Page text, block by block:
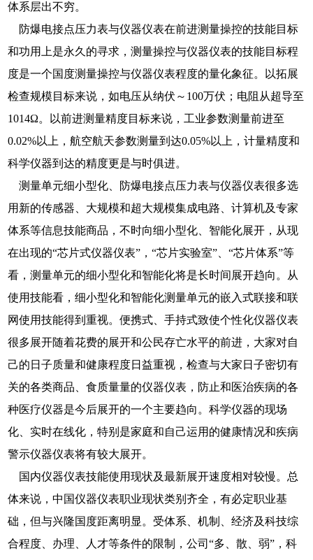
体系层出不穷。
防爆电接点压力表与仪器仪表在前进测量操控的技能目标
和功用上是永久的寻求，测量操控与仪器仪表的技能目标程
度是一个国度测量操控与仪器仪表程度的量化象征。以拓展
检查规模目标来说，如电压从纳伏～100万伏；电阻从超导至
1014Ω。以前进测量精度目标来说，工业参数测量前进至
0.02%以上，航空航天参数测量到达0.05%以上，计量精度和
科学仪器到达的精度更是与时俱进。
测量单元细小型化、防爆电接点压力表与仪器仪表很多选
用新的传感器、大规模和超大规模集成电路、计算机及专家
体系等信息技能商品，不时向细小型化、智能化展开，从现
在出现的“芯片式仪器仪表”，“芯片实验室”、“芯片体系”等
看，测量单元的细小型化和智能化将是长时间展开趋向。从
使用技能看，细小型化和智能化测量单元的嵌入式联接和联
网使用技能得到重视。便携式、手持式致使个性化仪器仪表
很多展开随着花费的展开和公民存亡水平的前进，大家对自
己的日子质量和健康程度日益重视，检查与大家日子密切有
关的各类商品、食质量量的仪器仪表，防止和医治疾病的各
种医疗仪器是今后展开的一个主要趋向。科学仪器的现场
化、实时在线化，特别是家庭和自己运用的健康情况和疾病
警示仪器仪表将有较大展开。
国内仪器仪表技能使用现状及最新展开速度相对较慢。总
体来说，中国仪器仪表职业现状类别齐全，有必定职业基
础，但与兴隆国度距离明显。受体系、机制、经济及科技综
合程度、办理、人才等条件的限制，公司“多、散、弱”，科